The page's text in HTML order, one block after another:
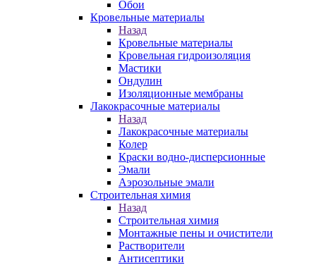
Обои
Кровельные материалы
Назад
Кровельные материалы
Кровельная гидроизоляция
Мастики
Ондулин
Изоляционные мембраны
Лакокрасочные материалы
Назад
Лакокрасочные материалы
Колер
Краски водно-дисперсионные
Эмали
Аэрозольные эмали
Строительная химия
Назад
Строительная химия
Монтажные пены и очистители
Растворители
Антисептики